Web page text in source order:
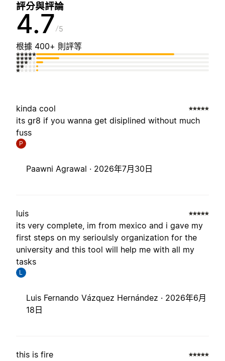
評分與評論
4.7 5
根據 400+ 則評等
kinda cool
its gr8 if you wanna get disiplined without much
fuss
P
Paawni Agrawal · 2026年7月30日
luis
its very complete, im from mexico and i gave my
first steps on my serioulsly organization for the
university and this tool will help me with all my
tasks
L
Luis Fernando Vázquez Hernández · 2026年6月
18日
this is fire